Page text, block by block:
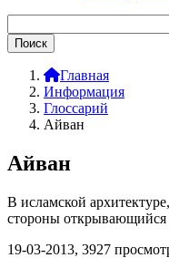
Главная
Информация
Глоссарий
Айван
Айван
В исламской
стороны открывающийся
19-03-2013, 3927